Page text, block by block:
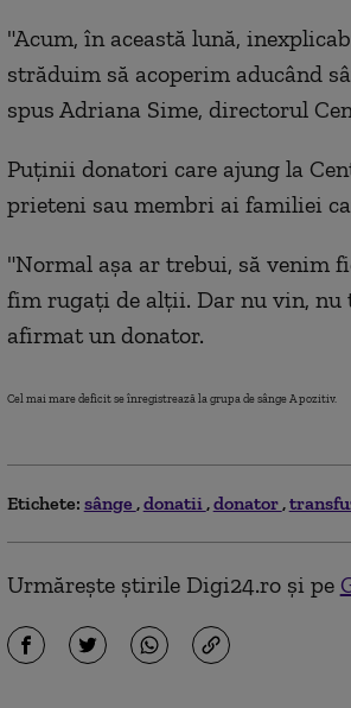
"Acum, în această lună,
străduim să acoperim aducând
spus Adriana Sime, directorul
Puţinii donatori care ajung la
prieteni sau membri ai familiei
"Normal așa ar trebui, să venim
fim rugați de alții. Dar nu vin, nu
afirmat un donator.
Cel mai mare deficit se înregistrează la grupa de sânge A pozitiv.
Etichete: sânge donatii donator
Urmărește știrile Digi24.ro și pe